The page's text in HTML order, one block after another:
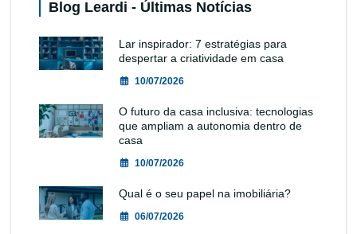
Blog Leardi - Últimas Notícias
Lar inspirador: 7 estratégias para
despertar a criatividade em casa
10/07/2026
O futuro da casa inclusiva: tecnologias
que ampliam a autonomia dentro de
casa
10/07/2026
Qual é o seu papel na imobiliária?
06/07/2026